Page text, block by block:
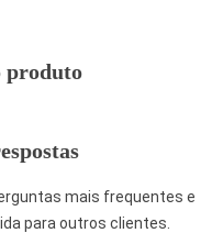
produto
mais frequentes e
para outros clientes.